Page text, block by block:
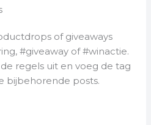
of giveaways
#giveaway of #winactie.
regels uit en voeg de tag
bijbehorende posts.